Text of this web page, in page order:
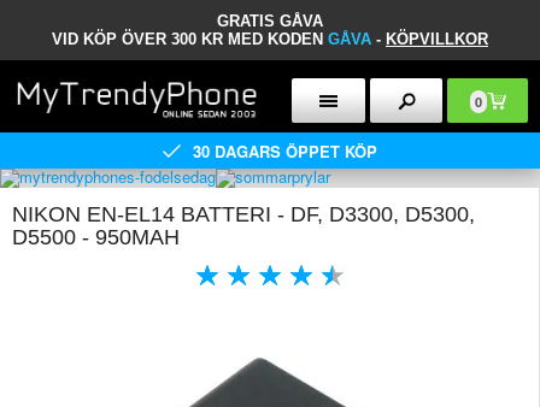
GRATIS GÅVA
VID KÖP ÖVER 300 KR MED KODEN GÅVA - KÖPVILLKOR
0
30 DAGARS ÖPPET KÖP
NIKON EN-EL14 BATTERI - DF, D3300, D5300,
D5500 - 950MAH